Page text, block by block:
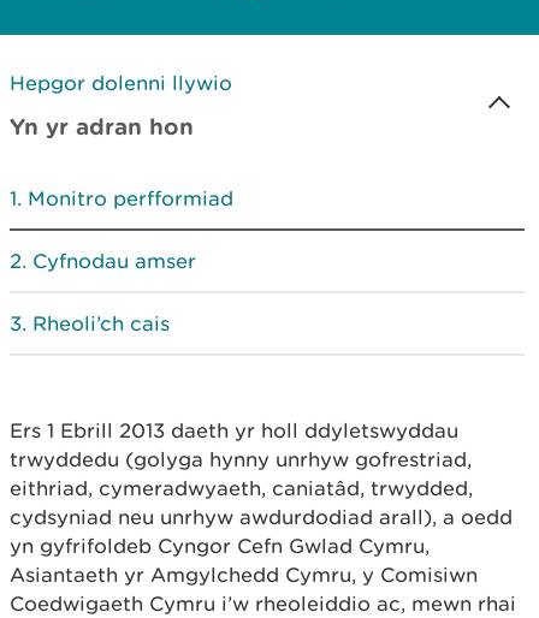
Hepgor dolenni llywio
Yn yr adran hon
Monitro perfformiad
Cyfnodau amser
Rheoli’ch cais
Ers 1 Ebrill 2013 daeth yr holl ddyletswyddau
trwyddedu (golyga hynny unrhyw gofrestriad,
eithriad, cymeradwyaeth, caniatâd, trwydded,
cydsyniad neu unrhyw awdurdodiad arall), a oedd
yn gyfrifoldeb Cyngor Cefn Gwlad Cymru,
Asiantaeth yr Amgylchedd Cymru, y Comisiwn
Coedwigaeth Cymru i’w rheoleiddio ac, mewn rhai